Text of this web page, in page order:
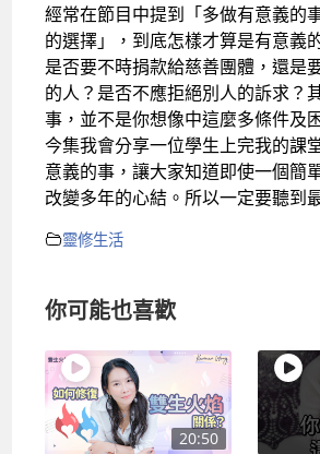
經常在節目中提到「多做有意義的
的選擇」，到底怎樣才算是有意義
是否要不時捐款給慈善團體，還是
的人？是否不應拒絕別人的訴求？
事，並不是你想像中這麼多條件及
今集我會分享一位學生上完我的課
意義的事，讓大家知道即使一個簡
改變多年的心結。所以一定要聽到
靈修生活
你可能也喜歡
20:50